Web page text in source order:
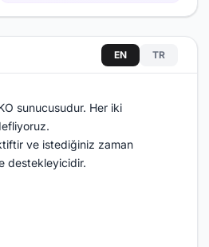
EN TR
sunucusudur. Her iki
ve istediğiniz zaman
destekleyicidir.